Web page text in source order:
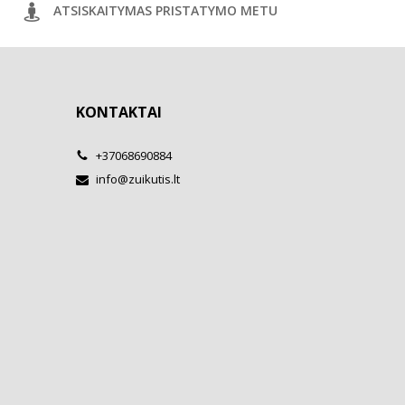
ATSISKAITYMAS PRISTATYMO METU
KONTAKTAI
+37068690884
info@zuikutis.lt